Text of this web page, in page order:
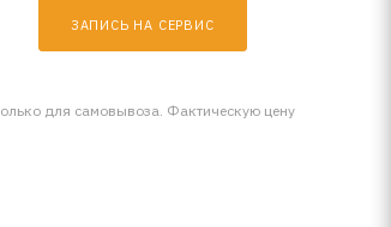
ЗАПИСЬ НА СЕРВИС
для самовывоза. Фактическую цену